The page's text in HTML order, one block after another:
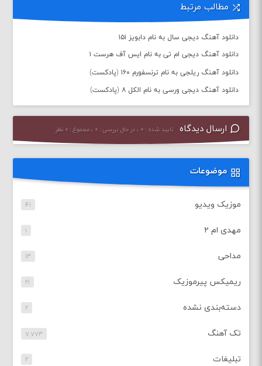
مطالب مرتبط
دانلود آهنگ دیجی سال به نام دابویز ۱۵۱
دانلود آهنگ دیجی ام تی به نام ایس آف هرست ۱
دانلود آهنگ ریلجی به نام ترنسفورم ۱۶۰ (پادکست)
دانلود آهنگ دیجی ورسی به نام الکل ۸ (پادکست)
ارسال دیدگاه تایید شده : ۰ ، در حال بررسی : ۰ ، مجموع : ۰ نظر
موضوعات
موزیک ویدیو ۴۱
مهدی ام ۲ ۱
مداحی ۱۳
ریمیکس پیرموزیک ۲۱
دسته‌بندی نشده ۲
تک آهنگ ۷,۷۷۳
تبلیغات ۲